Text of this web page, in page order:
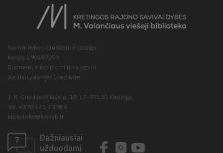
Savivaldybės biudžetinė įstaiga
Kodas 190287259
Duomenys kaupiami ir saugomi
Juridinių asmenų registre
J. K. Chodkevičiaus g. 1B, LT–97130 Kretinga
Tel. +370 445 78 984
biblioteka@kretvb.lt
Dažniausiai
užduodami